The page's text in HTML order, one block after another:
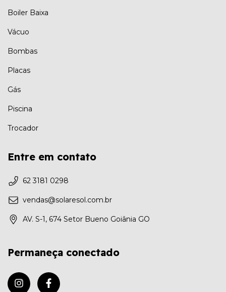
Boiler Baixa
Vácuo
Bombas
Placas
Gás
Piscina
Trocador
Entre em contato
62 3181 0298
vendas@solaresol.com.br
AV. S-1, 674 Setor Bueno Goiânia GO
Permaneça conectado